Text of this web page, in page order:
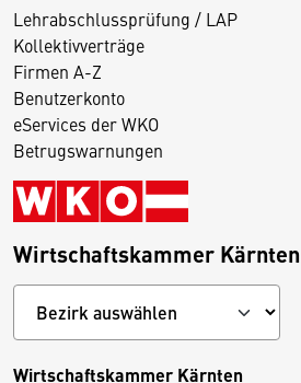
Lehrabschlussprüfung / LAP
Kollektivverträge
Firmen A-Z
Benutzerkonto
eServices der WKO
Betrugswarnungen
Wirtschaftskammer Kärnten
Wirtschaftskammer Kärnten